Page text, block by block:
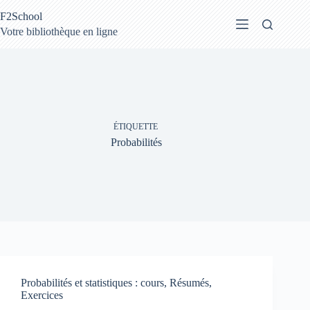
au
contenu
F2School
Votre bibliothèque en ligne
ÉTIQUETTE
Probabilités
Probabilités et statistiques : cours, Résumés,
Exercices